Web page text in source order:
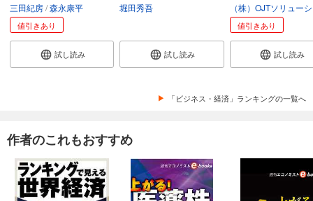
三田紀房 森永康平
値引きあり
試し読み
堀田秀吾
試し読み
値引きあり
試し読み
「ビジネス・経済」ランキングの一覧へ
作者のこれもおすすめ